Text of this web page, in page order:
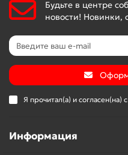
Будьте в центре
новости! Новинки,
Я прочитал(а) и согласен(на)
Информация